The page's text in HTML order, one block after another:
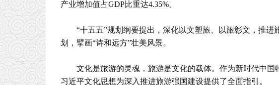
产业增加值占GDP比重达4.35%。
“十五五”规划纲要提出，深化以文塑旅、以旅彰文，推
划，擘画“诗和远方”壮美风景。
文化是旅游的灵魂，旅游是文化的载体。作为新时代中国
习近平文化思想为深入推进旅游强国建设提供了全面指引。